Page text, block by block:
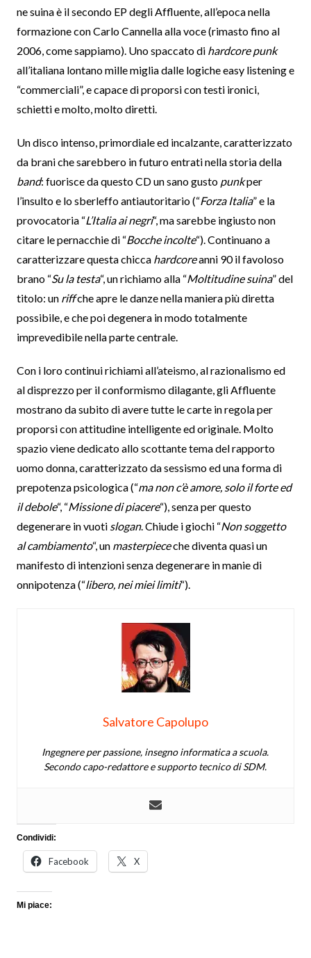
ne suina è il secondo EP degli Affluente, all’epoca nella
formazione con Carlo Cannella alla voce (rimasto fino al
2006, come sappiamo). Uno spaccato di hardcore punk
all’italiana lontano mille miglia dalle logiche easy listening e
“commerciali”, e capace di proporsi con testi ironici,
schietti e molto, molto diretti.
Un disco intenso, primordiale ed incalzante, caratterizzato
da brani che sarebbero in futuro entrati nella storia della
band: fuorisce da questo CD un sano gusto punkper
l’insulto e lo sberleffo antiautoritario (“Forza Italia” e la
provocatoria “L’Italia ai negri“, ma sarebbe ingiusto non
citare le pernacchie di “Bocche incolte“). Continuano a
caratterizzare questa chicca hardcoreanni 90 il favoloso
brano “Su la testa“, un richiamo alla “Moltitudine suina” del
titolo: un riffche apre le danze nella maniera più diretta
possibile, e che poi degenera in modo totalmente
imprevedibile nella parte centrale.
Con i loro continui richiami all’ateismo, al razionalismo ed
al disprezzo per il conformismo dilagante, gli Affluente
mostrano da subito di avere tutte le carte in regola per
proporsi con attitudine intelligente ed originale. Molto
spazio viene dedicato allo scottante tema del rapporto
uomo donna, caratterizzato da sessismo ed una forma di
prepotenza psicologica (“ma non c’è amore, solo il forte ed
il debole“, “Missione di piacere“), senza per questo
degenerare in vuoti slogan. Chiude i giochi “Non soggetto
al cambiamento“, un masterpieceche diventa quasi un
manifesto di intenzioni senza degenerare in manie di
onnipotenza (“libero, nei miei limiti“).
Salvatore Capolupo
Ingegnere per passione, insegno informatica a scuola.
Secondo capo-redattore e supporto tecnico di SDM.
Condividi:
Facebook X
Mi piace: